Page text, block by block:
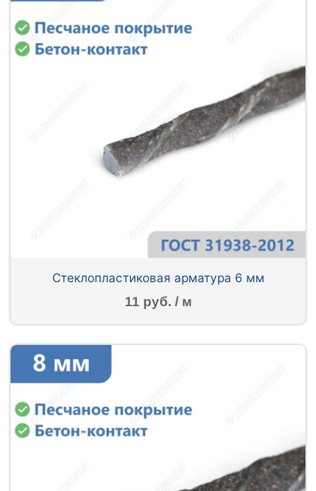
Стеклопластиковая арматура 6 мм
11 руб. / м